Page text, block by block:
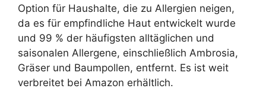
Option für Haushalte, die zu Allergien neigen,
da es für empfindliche Haut entwickelt wurde
und 99 % der häufigsten alltäglichen und
saisonalen Allergene, einschließlich Ambrosia,
Gräser und Baumpollen, entfernt. Es ist weit
verbreitet bei Amazon erhältlich.